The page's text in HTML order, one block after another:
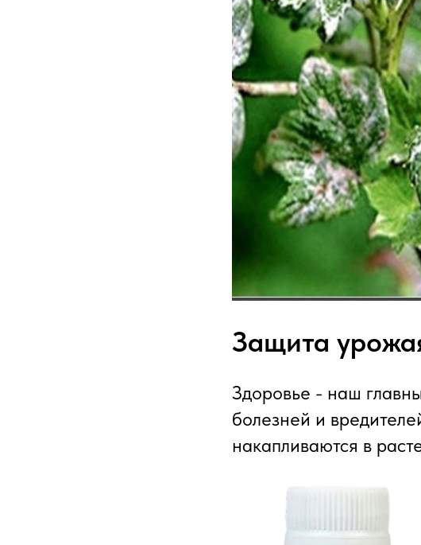
Защита
Здоровье - наш
болезней и
накапливаются в